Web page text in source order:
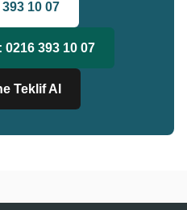
393 10 07
393 10 07
Teklif Al